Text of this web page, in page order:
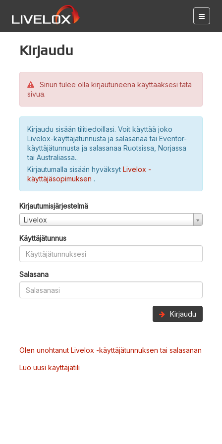
Kirjaudu
Sinun tulee olla kirjautuneena käyttääksesi tätä
sivua.
Kirjaudu sisään tilitiedoillasi. Voit käyttää joko
Livelox-käyttäjätunnusta ja salasanaa tai Eventor-
käyttäjätunnusta ja salasanaa Ruotsissa, Norjassa
tai Australiassa..
Kirjautumalla sisään hyväksyt Livelox -
käyttäjäsopimuksen .
Kirjautumisjärjestelmä
Livelox
Käyttäjätunnus
Salasana
Kirjaudu
Olen unohtanut Livelox -käyttäjätunnuksen tai salasanan
Luo uusi käyttäjätili